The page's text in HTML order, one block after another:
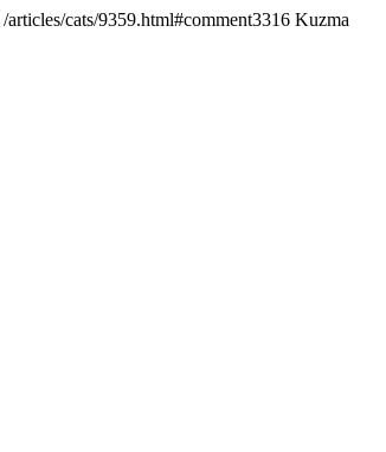
/articles/cats/9359.html#comment3316 Kuzma